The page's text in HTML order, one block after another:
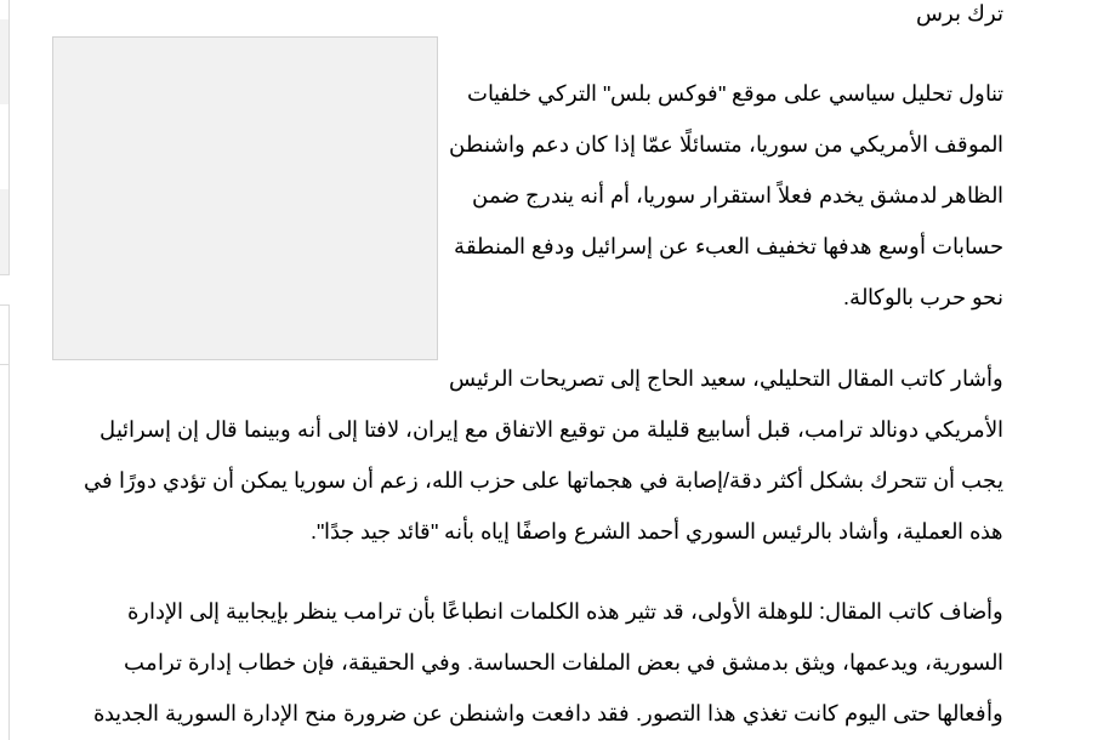
ترك برس
تناول تحليل سياسي على موقع "فوكس بلس" التركي خلفيات
الموقف الأمريكي من سوريا، متسائلًا عمّا إذا كان دعم واشنطن
الظاهر لدمشق يخدم فعلاً استقرار سوريا، أم أنه يندرج ضمن
حسابات أوسع هدفها تخفيف العبء عن إسرائيل ودفع المنطقة
نحو حرب بالوكالة.
وأشار كاتب المقال التحليلي، سعيد الحاج إلى تصريحات الرئيس
الأمريكي دونالد ترامب، قبل أسابيع قليلة من توقيع الاتفاق مع إيران، لافتا إلى أنه وبينما قال إن إسرائيل
يجب أن تتحرك بشكل أكثر دقة/إصابة في هجماتها على حزب الله، زعم أن سوريا يمكن أن تؤدي دورًا في
هذه العملية، وأشاد بالرئيس السوري أحمد الشرع واصفًا إياه بأنه "قائد جيد جدًا".
وأضاف كاتب المقال: للوهلة الأولى، قد تثير هذه الكلمات انطباعًا بأن ترامب ينظر بإيجابية إلى الإدارة
السورية، ويدعمها، ويثق بدمشق في بعض الملفات الحساسة. وفي الحقيقة، فإن خطاب إدارة ترامب
وأفعالها حتى اليوم كانت تغذي هذا التصور. فقد دافعت واشنطن عن ضرورة منح الإدارة السورية الجديدة